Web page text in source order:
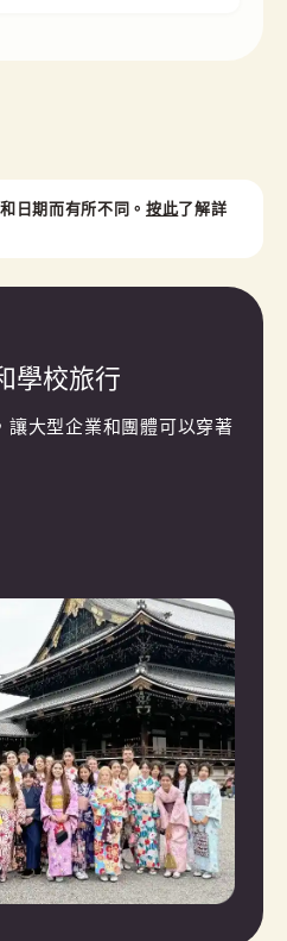
日期而有所不同。 按此了解詳
學校旅行
讓大型企業和團體可以穿著